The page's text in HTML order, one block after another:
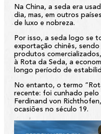
Na China, a seda era
dia, mas, em outros
de luxo e nobreza.
Por isso, a seda logo se
exportação chinês,
produtos
à Rota da Seda, a
longo período de
No entanto, o termo
recente: foi cunhado
Ferdinand von
ocasiões no século 19.